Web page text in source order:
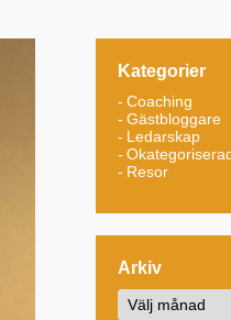
Kategorier
Coaching
Gästbloggare
Ledarskap
Resor
Arkiv